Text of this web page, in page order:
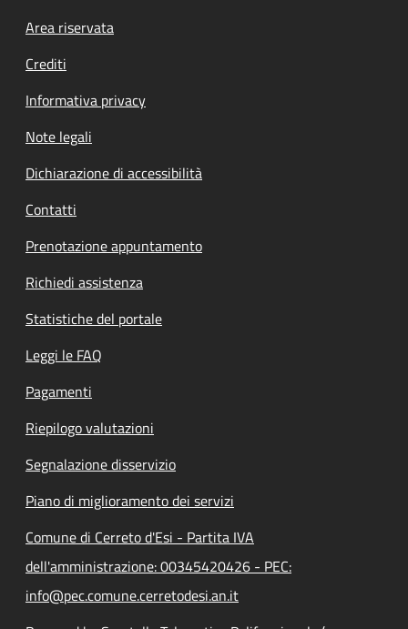
Footer menu
Area riservata
Crediti
Informativa privacy
Note legali
Dichiarazione di accessibilità
Contatti
Prenotazione appuntamento
Richiedi assistenza
Statistiche del portale
Leggi le FAQ
Pagamenti
Riepilogo valutazioni
Segnalazione disservizio
Piano di miglioramento dei servizi
Comune di Cerreto d'Esi - Partita IVA
dell'amministrazione: 00345420426 - PEC:
info@pec.comune.cerretodesi.an.it